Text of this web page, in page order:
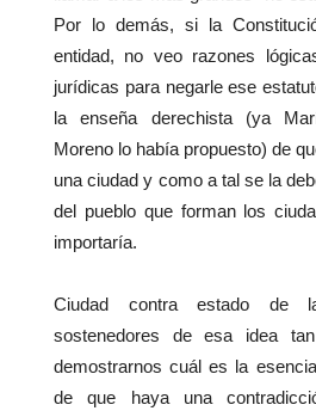
Por lo demás, si la
entidad, no veo razones
jurídicas para negarle ese
la enseña derechista (ya
Moreno lo había propuesto) de
una ciudad y como a tal se la
del pueblo que forman los
importaría.
Ciudad contra estado de
sostenedores de esa idea
demostrarnos cuál es la
de que haya una